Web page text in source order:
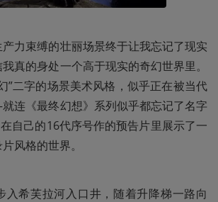
力束缚的壮丽场景终于让我忘记了现实
真的身处一个高于现实的奇幻世界里。
”二字的场景美术风格，似乎正在被当代
连《最终幻想》系列似乎都忘记了名字
自己的16代序号作的预告片里展示了一
风格的世界。
入希芙拉河入口井，随着升降梯一路向